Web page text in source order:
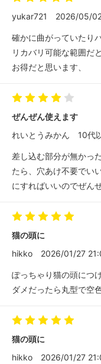
yukar721 2026/05/
確かに曲がっていたり
リカバリ可能な範囲だ
お得だと思います、
ぜんぜん使えます
れいとうみかん
10代
差し込む部分が無かっ
たら、穴あけ不要でい
にすればいいのでぜん
猫の頭に
hikko
2026/01/27
ぽっちゃり猫の頭につ
ダメだったら丸型で空
猫の頭に
hikko
2026/01/27